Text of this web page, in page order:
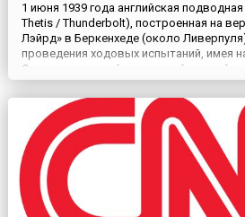
1 июня 1939 года английская подводная
Thetis / Thunderbolt), построенная на
Лэйрд» в Беркенхеде (около
проведения ходовых испытаний, имея
Она стала второй подводной лодкой
субмарин Королевского военно-
должны были заменить старые
кот...